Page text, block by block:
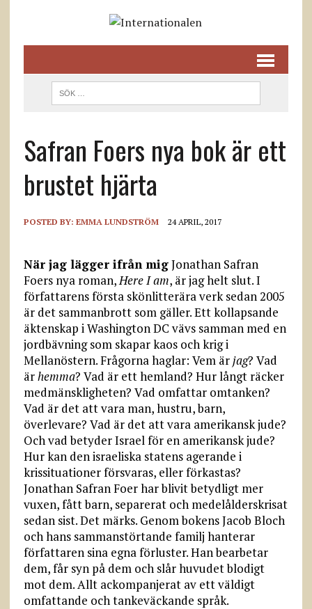
Safran Foers nya bok är ett
brustet hjärta
POSTED BY: EMMA LUNDSTRÖM 24 APRIL, 2017
När jag lägger ifrån migJonathan Safran
Foers nya roman,Here I am, är jag helt slut. I
författarens första skönlitterära verk sedan 2005
är det sammanbrott som gäller. Ett kollapsande
äktenskap i Washington DC vävs samman med en
jordbävning som skapar kaos och krig i
Mellanöstern. Frågorna haglar: Vem ärjag? Vad
ärhemma? Vad är ett hemland? Hur långt räcker
medmänskligheten? Vad omfattar omtanken?
Vad är det att vara man, hustru, barn,
överlevare? Vad är det att vara amerikansk jude?
Och vad betyder Israel för en amerikansk jude?
Hur kan den israeliska statens agerande i
krissituationer försvaras, eller förkastas?
Jonathan Safran Foer har blivit betydligt mer
vuxen, fått barn, separerat och medelålderskrisat
sedan sist. Det märks. Genom bokens Jacob Bloch
och hans sammanstörtande familj hanterar
författaren sina egna förluster. Han bearbetar
dem, får syn på dem och slår huvudet blodigt
mot dem. Allt ackompanjerat av ett väldigt
omfattande och tankeväckande språk.